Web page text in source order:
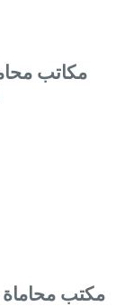
مكاتب
مكتب محاماة